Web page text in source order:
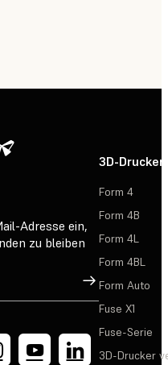
Adresse ein,
zu bleiben
Registrieren
3D-Drucker
Form 4
Form 4B
Form 4L
Form 4BL
Form Auto
Fuse X1
Fuse-Serie
3D-Drucker